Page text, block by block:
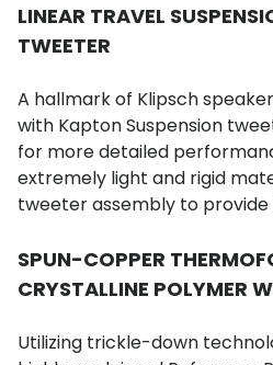
LINEAR TRAVEL
TWEETER
A hallmark of Klipsch
with Kapton Suspension
for more detailed
extremely light and rigid
tweeter assembly to provide
SPUN-COPPER
CRYSTALLINE POLYMER
Utilizing trickle-down